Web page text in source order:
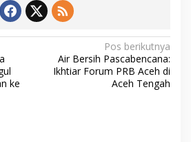
ke
Pos berikutnya
Air Bersih Pascabencana:
Ikhtiar Forum PRB Aceh di
Aceh Tengah